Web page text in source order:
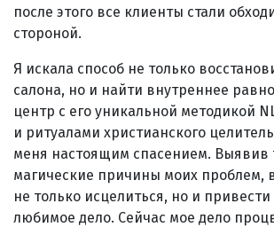
после этого все клиенты стали
стороной.
Я искала способ не только
салона, но и найти внутреннее
центр с его уникальной методикой
и ритуалами христианского
меня настоящим спасением. Выявив
магические причины моих проблем,
не только исцелиться, но и
любимое дело. Сейчас мое дело